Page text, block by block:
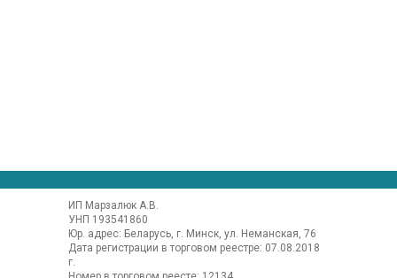
ИП Марзалюк А.В.
УНП 193541860
Юр. адрес: Беларусь, г. Минск, ул. Неманская, 76
Дата регистрации в торговом реестре: 07.08.2018
г.